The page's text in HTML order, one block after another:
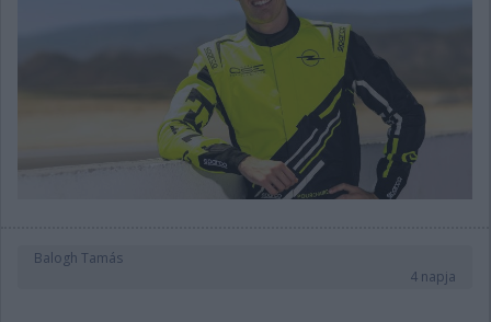
Balogh Tamás
4 napja